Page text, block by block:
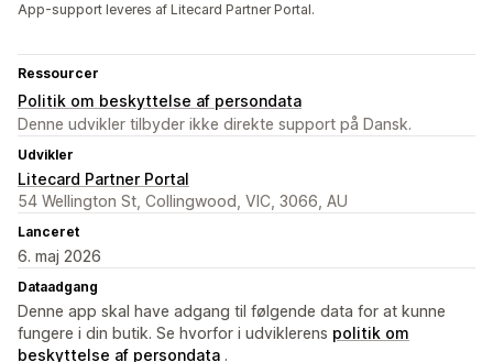
App-support leveres af Litecard Partner Portal.
Ressourcer
Politik om beskyttelse af persondata
Denne udvikler tilbyder ikke direkte support på Dansk.
Udvikler
Litecard Partner Portal
54 Wellington St, Collingwood, VIC, 3066, AU
Lanceret
6. maj 2026
Dataadgang
Denne app skal have adgang til følgende data for at kunne
fungere i din butik. Se hvorfor i udviklerens politik om
beskyttelse af persondata .